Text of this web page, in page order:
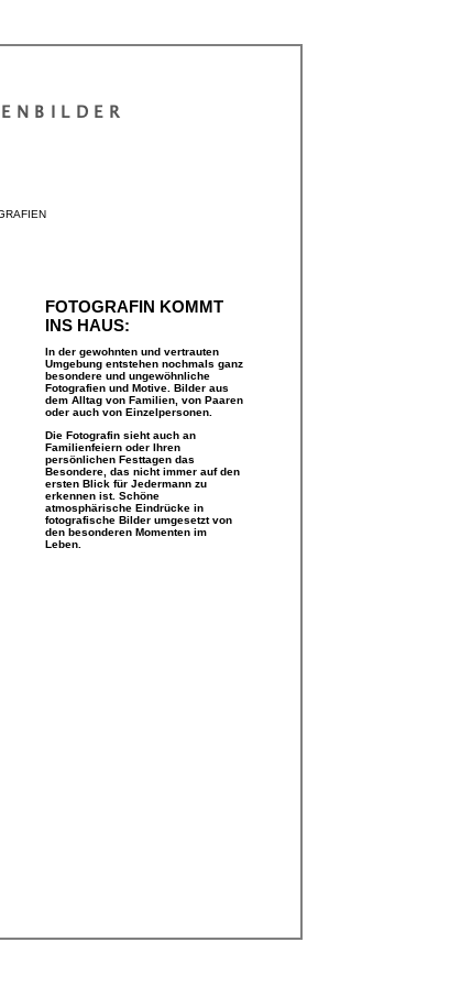
FOTOGRAFIN KOMMT
INS HAUS:
In der gewohnten und vertrauten
Umgebung entstehen nochmals ganz
besondere und ungewöhnliche
Fotografien und Motive. Bilder aus
dem Alltag von Familien, von Paaren
oder auch von Einzelpersonen.
Die Fotografin sieht auch an
Familienfeiern oder Ihren
persönlichen Festtagen das
Besondere, das nicht immer auf den
ersten Blick für Jedermann zu
erkennen ist. Schöne
atmosphärische Eindrücke in
fotografische Bilder umgesetzt von
den besonderen Momenten im
Leben.